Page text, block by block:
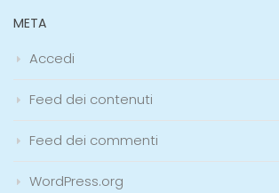
META
Accedi
Feed dei contenuti
Feed dei commenti
WordPress.org